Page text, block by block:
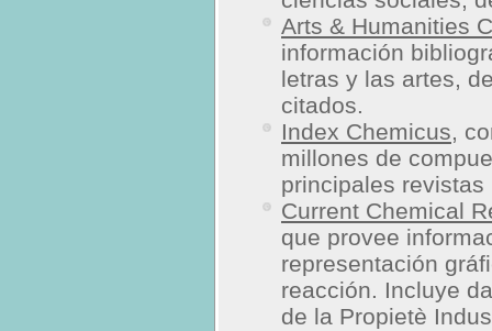
Arts & Humanities
información
letras y las artes,
citados.
Index Chemicus,
millones de
principales
Current Chemical
que provee
representación
reacción. Incluye
de la Propietè